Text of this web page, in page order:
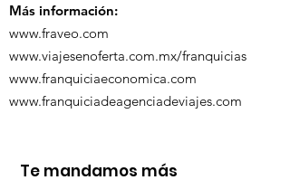
Más información:
www.fraveo.com
www.viajesenoferta.com.mx/franquicias
www.franquiciaeconomica.com
www.franquiciadeagenciadeviajes.com
Te mandamos más